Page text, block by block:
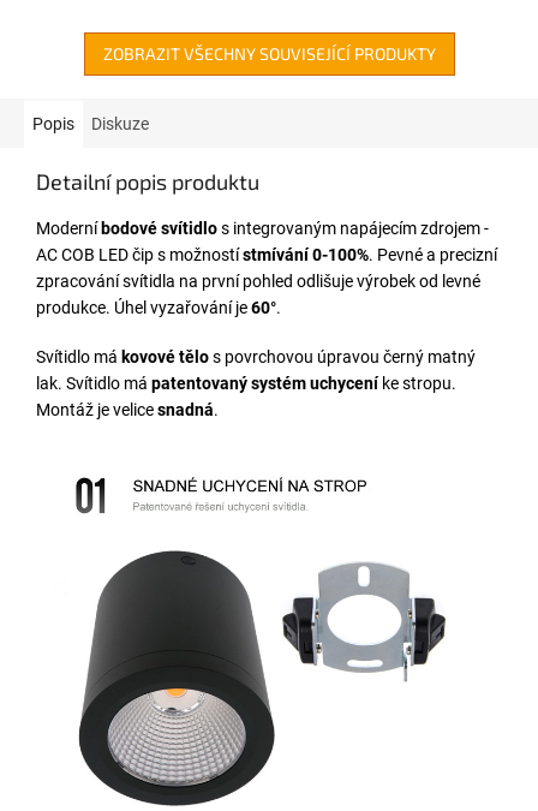
ZOBRAZIT VŠECHNY SOUVISEJÍCÍ PRODUKTY
Popis Diskuze
Detailní popis produktu
Moderní bodové svítidlos integrovaným napájecím zdrojem -
AC COB LED čip s možnostístmívání 0-100%. Pevné a precizní
zpracování svítidla na první pohled odlišuje výrobek od levné
produkce. Úhel vyzařování je60°.
Svítidlo má kovové tělos povrchovou úpravou černý matný
lak. Svítidlo má patentovaný systém uchyceníke stropu.
Montáž je velicesnadná.